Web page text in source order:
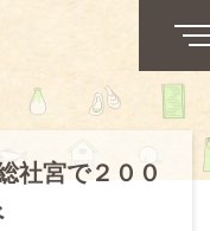
社宮で２００